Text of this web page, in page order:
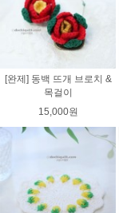
[완제] 동백 뜨개 브로치 &
목걸이
15,000원